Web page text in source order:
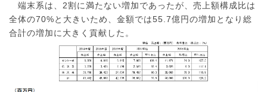
提言・意見等
放送サービス関連
端末系は、2割に満たない増加であったが、売上額構成比は
全体の70%と大きいため、金額では55.7億円の増加となり総
合計の増加に大きく貢献した。